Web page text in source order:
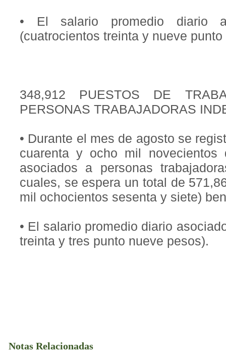
• El salario promedio diario
(cuatrocientos treinta y nueve
348,912 PUESTOS DE
PERSONAS TRABAJADORAS
• Durante el mes de agosto se
cuarenta y ocho mil novecientos
asociados a personas
cuales, se espera un total de
mil ochocientos sesenta y siete)
• El salario promedio diario
treinta y tres punto nueve pesos).
Notas Relacionadas